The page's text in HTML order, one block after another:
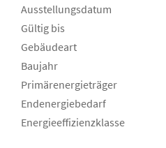
Ausstellungsdatum
Gültig bis
Gebäudeart
Baujahr
Primärenergieträger
Endenergie­bedarf
Energie­effizienz­klasse